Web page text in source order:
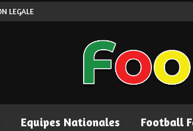
LEGALE
Equipes Nationales Football